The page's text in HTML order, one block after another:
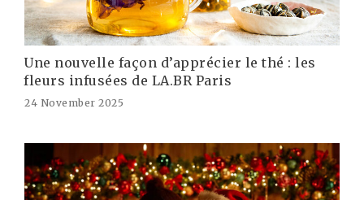
Une nouvelle façon d’apprécier le thé : les
fleurs infusées de LA.BR Paris
24 November 2025